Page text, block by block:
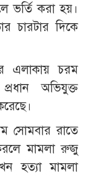
ভর্তি করা হয়।
চারটার দিকে
এলাকায় চরম
অভিযুক্ত
সোমবার রাতে
মামলা রুজু
হত্যা মামলা